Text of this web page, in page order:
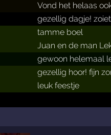
Vond het helaas
gezellig dagje!
tamme boel
Juan en de man
gewoon helemaal
gezellig hoor! fijn
leuk feestje